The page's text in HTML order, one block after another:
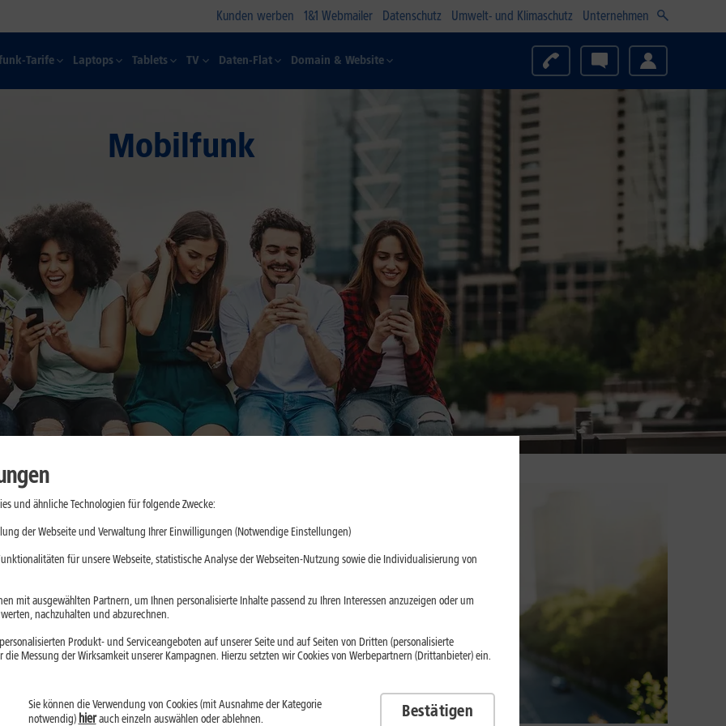
Kunden werben 1&1 Webmailer Datenschutz Umwelt- und Klimaschutz Unternehmen
Tarife Laptops Tablets TV Daten-Flat Domain & Website
Mobilfunk
Updates
belasten. Mit
kannst Du
und ähnliche Technologien für folgende Zwecke:
der Webseite und Verwaltung Ihrer Einwilligungen (Notwendige Einstellungen)
für unsere Webseite, statistische Analyse der Webseiten-Nutzung sowie die Individualisierung von
mit ausgewählten Partnern, um Ihnen personalisierte Inhalte passend zu Ihren Interessen anzuzeigen oder um
nachzuhalten und abzurechnen.
Produkt- und Serviceangeboten auf unserer Seite und auf Seiten von Dritten (personalisierte
Messung der Wirksamkeit unserer Kampagnen. Hierzu setzten wir Cookies von Werbepartnern (Drittanbieter) ein.
Sie können die Verwendung von Cookies (mit Ausnahme der Kategorie
notwendig) hierauch einzeln auswählen oder ablehnen. Bestätigen